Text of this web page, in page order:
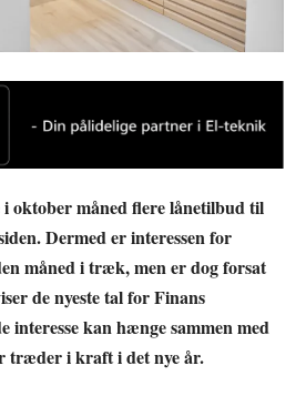
oktober måned flere lånetilbud til
Dermed er interessen for
måned i træk, men er dog forsat
de nyeste tal for Finans
interesse kan hænge sammen med
træder i kraft i det nye år.